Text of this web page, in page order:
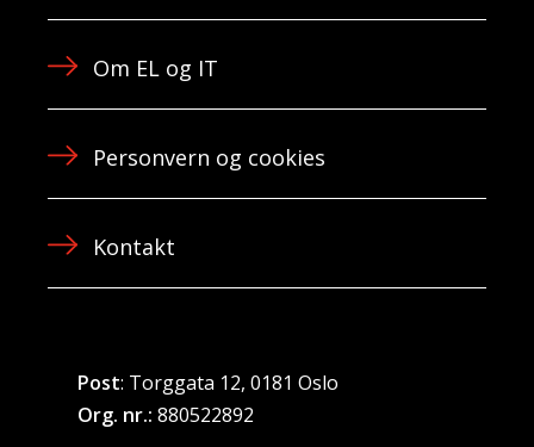
Om EL og IT
Personvern og cookies
Kontakt
Post: Torggata 12, 0181 Oslo
Org. nr.: 880522892